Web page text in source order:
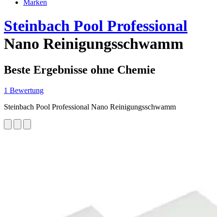
Marken
Steinbach Pool Professional
Nano Reinigungsschwamm
Beste Ergebnisse ohne Chemie
1 Bewertung
Steinbach Pool Professional Nano Reinigungsschwamm